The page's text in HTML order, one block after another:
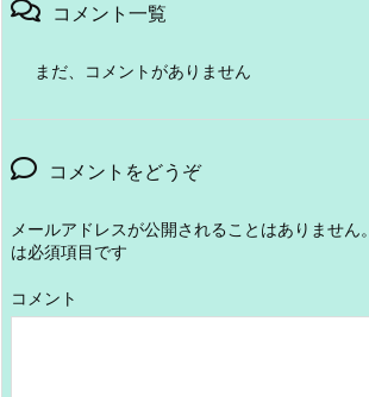
コメント一覧
まだ、コメントがありません
コメントをどうぞ
メールアドレスが公開されることはありません。
は必須項目です
コメント